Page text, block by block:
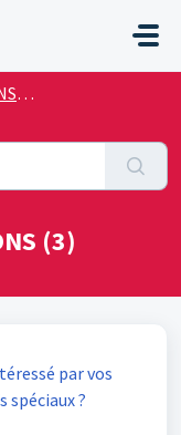
(3)
par vos
spéciaux ?